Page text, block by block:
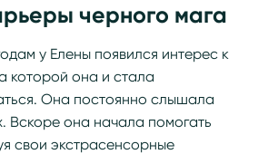
черного мага
у Елены появился интерес к
которой она и стала
Она постоянно слышала
Вскоре она начала помогать
свои экстрасенсорные